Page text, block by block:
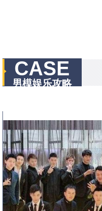
CASE
男模娱乐攻略